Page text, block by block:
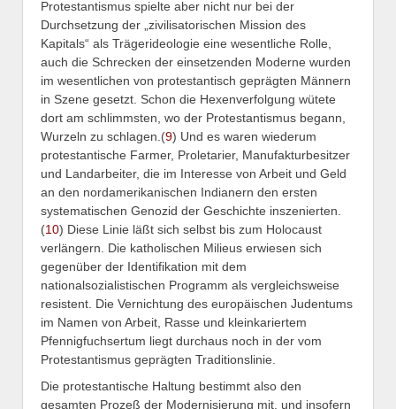
Protestantismus spielte aber nicht nur bei der
Durchsetzung der „zivilisatorischen Mission des
Kapitals“ als Trägerideologie eine wesentliche Rolle,
auch die Schrecken der einsetzenden Moderne wurden
im wesentlichen von protestantisch geprägten Männern
in Szene gesetzt. Schon die Hexenverfolgung wütete
dort am schlimmsten, wo der Protestantismus begann,
Wurzeln zu schlagen.(9) Und es waren wiederum
protestantische Farmer, Proletarier, Manufakturbesitzer
und Landarbeiter, die im Interesse von Arbeit und Geld
an den nordamerikanischen Indianern den ersten
systematischen Genozid der Geschichte inszenierten.
(10) Diese Linie läßt sich selbst bis zum Holocaust
verlängern. Die katholischen Milieus erwiesen sich
gegenüber der Identifikation mit dem
nationalsozialistischen Programm als vergleichsweise
resistent. Die Vernichtung des europäischen Judentums
im Namen von Arbeit, Rasse und kleinkariertem
Pfennigfuchsertum liegt durchaus noch in der vom
Protestantismus geprägten Traditionslinie.
Die protestantische Haltung bestimmt also den
gesamten Prozeß der Modernisierung mit, und insofern